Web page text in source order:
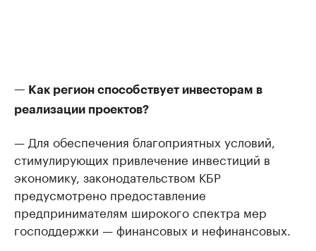
— Как регион способствует инвесторам в
реализации проектов?
— Для обеспечения благоприятных условий,
стимулирующих привлечение инвестиций в
экономику, законодательством КБР
предусмотрено предоставление
предпринимателям широкого спектра мер
господдержки — финансовых и нефинансовых.